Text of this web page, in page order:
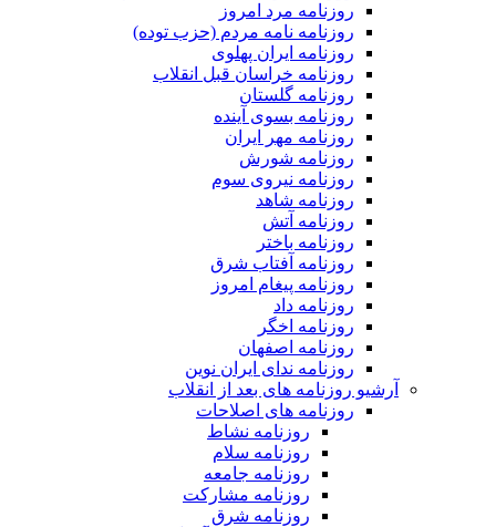
روزنامه مرد امروز
روزنامه نامه مردم (حزب توده)
روزنامه ایران پهلوی
روزنامه خراسان قبل انقلاب
روزنامه گلستان
روزنامه بسوی آینده
روزنامه مهر ایران
روزنامه شورش
روزنامه نیروی سوم
روزنامه شاهد
روزنامه آتش
روزنامه باختر
روزنامه آفتاب شرق
روزنامه پیغام امروز
روزنامه داد
روزنامه اخگر
روزنامه اصفهان
روزنامه ندای ایران نوین
آرشیو روزنامه های بعد از انقلاب
روزنامه های اصلاحات
روزنامه نشاط
روزنامه سلام
روزنامه جامعه
روزنامه مشارکت
روزنامه شرق